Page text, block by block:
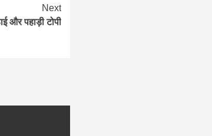
Next
और पहाड़ी टोपी